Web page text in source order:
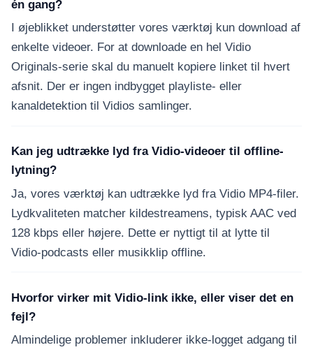
én gang?
I øjeblikket understøtter vores værktøj kun download af
enkelte videoer. For at downloade en hel Vidio
Originals-serie skal du manuelt kopiere linket til hvert
afsnit. Der er ingen indbygget playliste- eller
kanaldetektion til Vidios samlinger.
Kan jeg udtrække lyd fra Vidio-videoer til offline-
lytning?
Ja, vores værktøj kan udtrække lyd fra Vidio MP4-filer.
Lydkvaliteten matcher kildestreamens, typisk AAC ved
128 kbps eller højere. Dette er nyttigt til at lytte til
Vidio-podcasts eller musikklip offline.
Hvorfor virker mit Vidio-link ikke, eller viser det en
fejl?
Almindelige problemer inkluderer ikke-logget adgang til